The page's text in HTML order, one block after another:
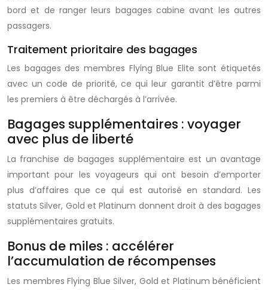
bord et de ranger leurs bagages cabine avant les autres
passagers.
Traitement prioritaire des bagages
Les bagages des membres Flying Blue Elite sont étiquetés
avec un code de priorité, ce qui leur garantit d’être parmi
les premiers à être déchargés à l’arrivée.
Bagages supplémentaires : voyager
avec plus de liberté
La franchise de bagages supplémentaire est un avantage
important pour les voyageurs qui ont besoin d’emporter
plus d’affaires que ce qui est autorisé en standard. Les
statuts Silver, Gold et Platinum donnent droit à des bagages
supplémentaires gratuits.
Bonus de miles : accélérer
l’accumulation de récompenses
Les membres Flying Blue Silver, Gold et Platinum bénéficient